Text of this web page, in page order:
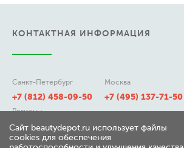
КОНТАКТНАЯ ИНФОРМАЦИЯ
Санкт-Петербург
+7 (812) 458-09-50
Москва
+7 (495) 137-71-50
Регионы
8 (800) 511-21-50
Сайт beautydepot.ru использует файлы
cookies для обеспечения